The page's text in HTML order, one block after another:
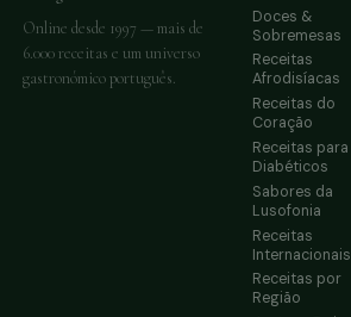
Online desde 1997 — mais de
6.000 receitas e um universo
gastronómico português.
Doces &
Sobremesas
Receitas
Afrodisíacas
Receitas do
Coração
Receitas para
Diabéticos
Sabores da
Lusofonia
Receitas
Internacionais
Receitas por
Região